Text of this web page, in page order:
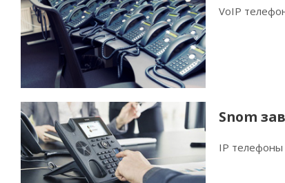
VoIP
Snom
IP телефоны